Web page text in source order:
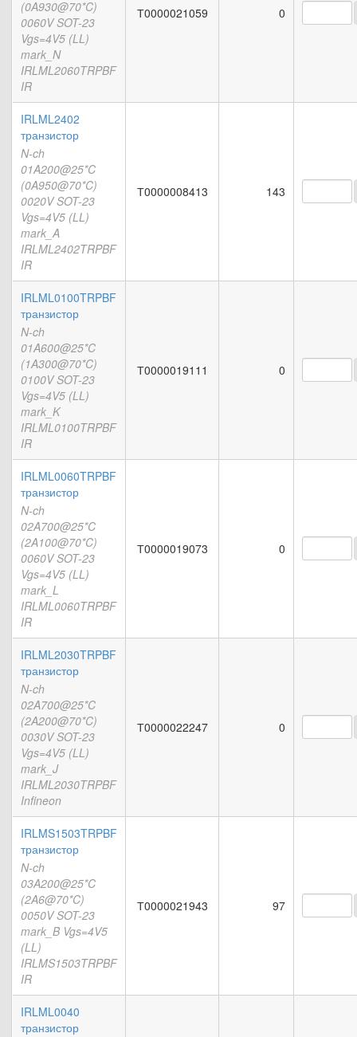
(0A930@70*C)
0060V SOT-23
Vgs=4V5 (LL)
mark_N
IRLML2060TRPBF
IR
Т0000021059 0
IRLML2402
транзистор
N-ch
01A200@25*C
(0A950@70*C)
0020V SOT-23
Vgs=4V5 (LL)
mark_A
IRLML2402TRPBF
IR
Т0000008413 143
IRLML0100TRPBF
транзистор
N-ch
01A600@25*C
(1A300@70*C)
0100V SOT-23
Vgs=4V5 (LL)
mark_K
IRLML0100TRPBF
IR
Т0000019111 0
IRLML0060TRPBF
транзистор
N-ch
02A700@25*C
(2A100@70*C)
0060V SOT-23
Vgs=4V5 (LL)
mark_L
IRLML0060TRPBF
IR
Т0000019073 0
IRLML2030TRPBF
транзистор
N-ch
02A700@25*C
(2A200@70*C)
0030V SOT-23
Vgs=4V5 (LL)
mark_J
IRLML2030TRPBF
Infineon
Т0000022247 0
IRLMS1503TRPBF
транзистор
N-ch
03A200@25*C
(2A6@70*C)
0050V SOT-23
mark_B Vgs=4V5
(LL)
IRLMS1503TRPBF
IR
Т0000021943 97
IRLML0040
транзистор